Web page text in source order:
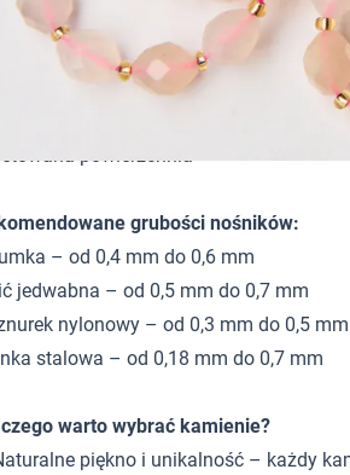
kremowy, różowy
owal
fasetowana
kolor różowy, beżowy,
powierzchnia
grubości nośników:
– od 0,4 mm do 0,6 mm
jedwabna – od 0,5 mm do 0,7 mm
nylonowy – od 0,3 mm do 0,5 mm
stalowa – od 0,18 mm do 0,7 mm
warto wybrać kamienie?
piękno i unikalność – każdy